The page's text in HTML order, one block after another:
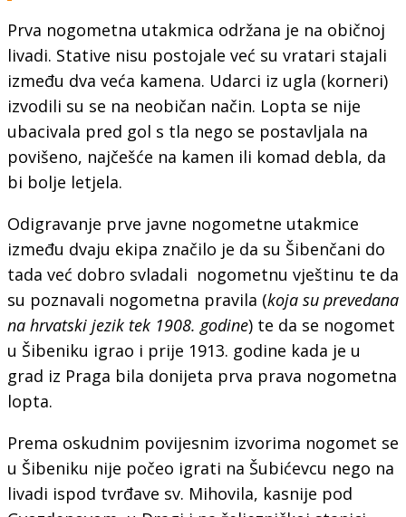
Prva nogometna utakmica održana je na običnoj
livadi. Stative nisu postojale već su vratari stajali
između dva veća kamena. Udarci iz ugla (korneri)
izvodili su se na neobičan način. Lopta se nije
ubacivala pred gol s tla nego se postavljala na
povišeno, najčešće na kamen ili komad debla, da
bi bolje letjela.
Odigravanje prve javne nogometne utakmice
između dvaju ekipa značilo je da su Šibenčani do
tada već dobro svladali nogometnu vještinu te da
su poznavali nogometna pravila (koja su prevedana
na hrvatski jezik tek 1908. godine) te da se nogomet
u Šibeniku igrao i prije 1913. godine kada je u
grad iz Praga bila donijeta prva prava nogometna
lopta.
Prema oskudnim povijesnim izvorima nogomet se
u Šibeniku nije počeo igrati na Šubićevcu nego na
livadi ispod tvrđave sv. Mihovila, kasnije pod